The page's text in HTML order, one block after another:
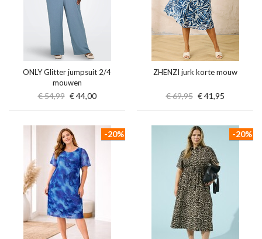
ONLY Glitter jumpsuit 2/4
mouwen
€ 54,99 € 44,00
ZHENZI jurk korte mouw
€ 69,95 € 41,95
-20% -20%